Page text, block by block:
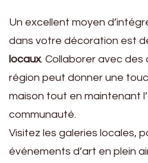
Un excellent moyen
dans votre décoration est
locaux. Collaborer avec
région peut donner une
maison tout en maintenant
communauté.
Visitez les galeries locales,
événements d’art en plein